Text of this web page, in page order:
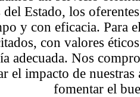
del Estado, los
y con eficacia. Para
con valores
adecuada. Nos
el impacto de
fomentar el